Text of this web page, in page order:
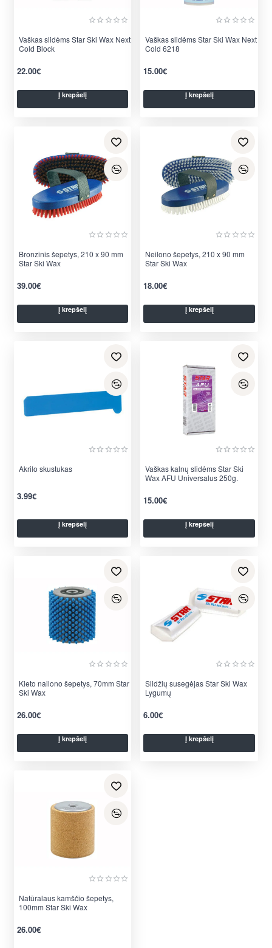
Vaškas slidėms Star Ski Wax Next
Cold Block
22.00€
Į krepšelį
Vaškas slidėms Star Ski Wax Next
Cold 6218
15.00€
Į krepšelį
Bronzinis šepetys, 210 x 90 mm
Star Ski Wax
39.00€
Į krepšelį
Neilono šepetys, 210 x 90 mm
Star Ski Wax
18.00€
Į krepšelį
Akrilo skustukas
3.99€
Į krepšelį
Vaškas kalnų slidėms Star Ski
Wax AFU Universalus 250g.
15.00€
Į krepšelį
Kieto nailono šepetys, 70mm Star
Ski Wax
26.00€
Į krepšelį
Slidžių susegėjas Star Ski Wax
Lygumų
6.00€
Į krepšelį
Natūralaus kamščio šepetys,
100mm Star Ski Wax
26.00€